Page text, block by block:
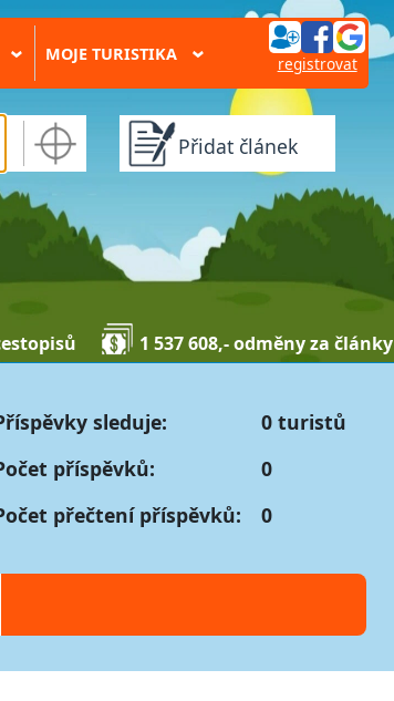
› MOJE TURISTIKA › registrovat
Přidat článek
1 537 608,- odměny za články
sleduje:
0 turistů
příspěvků:
0
přečtení příspěvků:
0